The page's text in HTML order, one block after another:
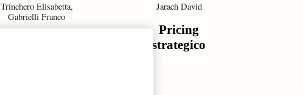
Trinchero Elisabetta,
Gabrielli Franco
Jarach David
Pricing
strategico